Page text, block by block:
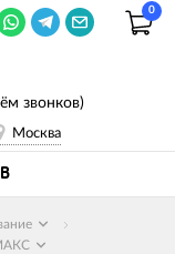
0
звонков)
Москва